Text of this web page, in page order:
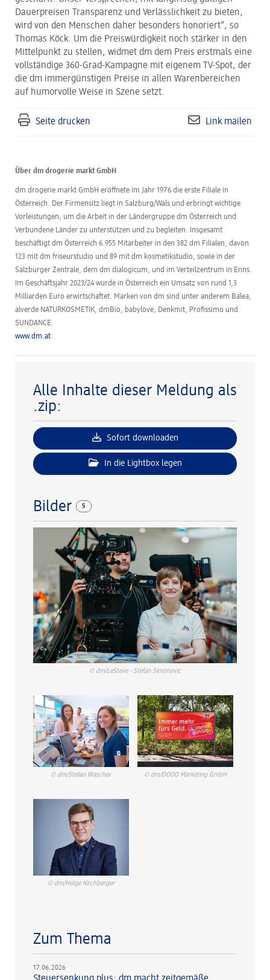
Dauerpreisen Transparenz und Verlässlichkeit zu bieten,
wird von den Menschen daher besonders honoriert“, so
Thomas Köck. Um die Preiswürdigkeit noch stärker in den
Mittelpunkt zu stellen, widmet dm dem Preis erstmals eine
vollständige 360-Grad-Kampagne mit eigenem TV-Spot, der
die dm immergünstigen Preise in allen Warenbereichen
auf humorvolle Weise in Szene setzt.
Seite drucken Link mailen
Über dm drogerie markt GmbH
dm drogerie markt GmbH eröffnete im Jahr 1976 die erste Filiale in
Österreich. Der Firmensitz liegt in Salzburg/Wals und erbringt wichtige
Vorleistungen, um die Arbeit in der Ländergruppe dm Österreich und
Verbundene Länder zu unterstützen und zu begleiten. Insgesamt
beschäftigt dm Österreich 6.955 Mitarbeiter in den 382 dm Filialen, davon
123 mit dm friseurstudio und 89 mit dm kosmetikstudio, sowie in der
Salzburger Zentrale, dem dm dialogicum, und im Verteilzentrum in Enns.
Im Geschäftsjahr 2023/24 wurde in Österreich ein Umsatz von rund 1,3
Milliarden Euro erwirtschaftet. Marken von dm sind unter anderem Balea,
alverde NATURKOSMETIK, dmBio, babylove, Denkmit, Profissimo und
SUNDANCE.
www.dm.at
Alle Inhalte dieser Meldung als
.zip:
Sofort downloaden
In die Lightbox legen
Bilder 5
© dm/LeSteve - Stefan Simonovic
© dm/Stefan Wascher © dm/DODO Marketing GmbH
© dm/Helge Kirchberger
Zum Thema
17.06.2026